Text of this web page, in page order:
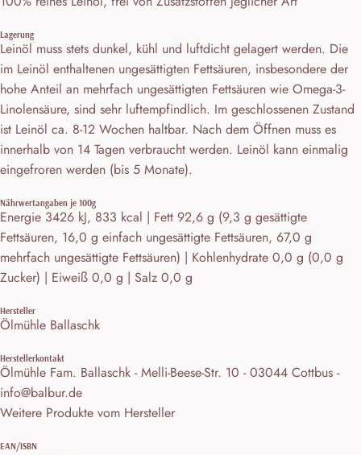
Lagerung
Leinöl muss stets dunkel, kühl und luftdicht gelagert werden. Die
im Leinöl enthaltenen ungesättigten Fettsäuren, insbesondere der
hohe Anteil an mehrfach ungesättigten Fettsäuren wie Omega-3-
Linolensäure, sind sehr luftempfindlich. Im geschlossenen Zustand
ist Leinöl ca. 8-12 Wochen haltbar. Nach dem Öffnen muss es
innerhalb von 14 Tagen verbraucht werden. Leinöl kann einmalig
eingefroren werden (bis 5 Monate).
Nährwertangaben je 100g
Energie 3426 kJ, 833 kcal | Fett 92,6 g (9,3 g gesättigte
Fettsäuren, 16,0 g einfach ungesättigte Fettsäuren, 67,0 g
mehrfach ungesättigte Fettsäuren) | Kohlenhydrate 0,0 g (0,0 g
Zucker) | Eiweiß 0,0 g | Salz 0,0 g
Hersteller
Ölmühle Ballaschk
Herstellerkontakt
Ölmühle Fam. Ballaschk - Melli-Beese-Str. 10 - 03044 Cottbus -
info@balbur.de
Weitere Produkte vom Hersteller
EAN/ISBN